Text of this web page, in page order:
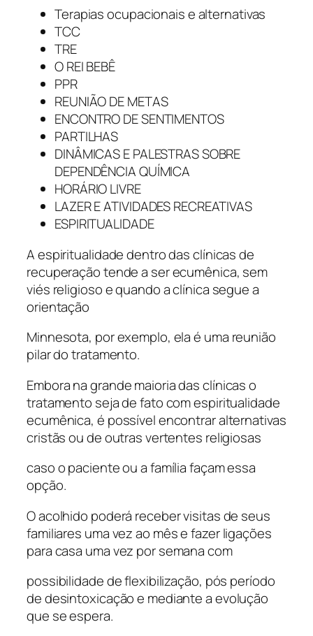
Terapias ocupacionais e alternativas
TCC
TRE
O REI BEBÊ
PPR
REUNIÃO DE METAS
ENCONTRO DE SENTIMENTOS
PARTILHAS
DINÂMICAS E PALESTRAS SOBRE
DEPENDÊNCIA QUÍMICA
HORÁRIO LIVRE
LAZER E ATIVIDADES RECREATIVAS
ESPIRITUALIDADE
A espiritualidade dentro das clínicas de
recuperação tende a ser ecumênica, sem
viés religioso e quando a clínica segue a
orientação
Minnesota, por exemplo, ela é uma reunião
pilar do tratamento.
Embora na grande maioria das clínicas o
tratamento seja de fato com espiritualidade
ecumênica, é possível encontrar alternativas
cristãs ou de outras vertentes religiosas
caso o paciente ou a família façam essa
opção.
O acolhido poderá receber visitas de seus
familiares uma vez ao mês e fazer ligações
para casa uma vez por semana com
possibilidade de flexibilização, pós período
de desintoxicação e mediante a evolução
que se espera.